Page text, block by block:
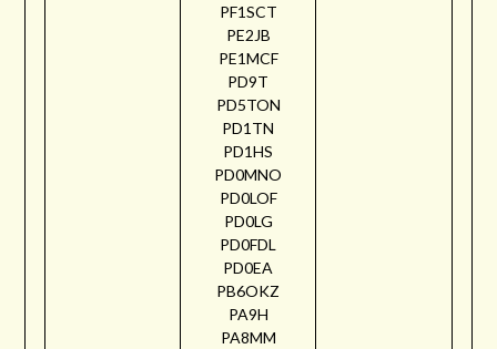
PF1SCT
PE2JB
PE1MCF
PD9T
PD5TON
PD1TN
PD1HS
PD0MNO
PD0LOF
PD0LG
PD0FDL
PD0EA
PB6OKZ
PA9H
PA8MM